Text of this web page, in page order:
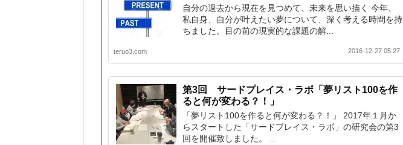
自分の過去から現在を見つめて、未来を思い描く 今年、
私自身、自分が叶えたい夢について、深く考える時間を持
ちました。目の前の現実的な課題の解...
teruo3.com 2016-12-27 05:27
第3回 サードプレイス・ラボ「夢リスト100を作
ると何が変わる？！」
「夢リスト100を作ると何が変わる？！」 2017年１月か
らスタートした「サードプレイス・ラボ」の研究会の第3
回を開催致しました。 ...